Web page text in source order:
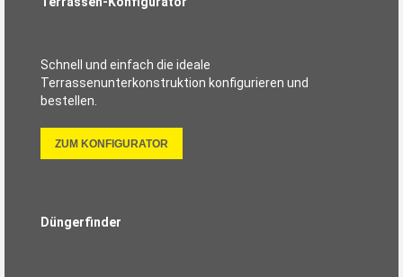
Schnell und einfach die ideale
Terrassenunterkonstruktion konfigurieren und
bestellen.
ZUM KONFIGURATOR
Düngerfinder